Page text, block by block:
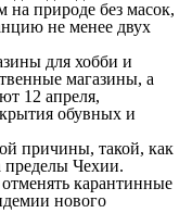
на природе без масок,
​​не менее двух
для хобби и
магазины, а
12 апреля,
обувных и
причины, такой, как
пределы Чехии.
карантинные
нового